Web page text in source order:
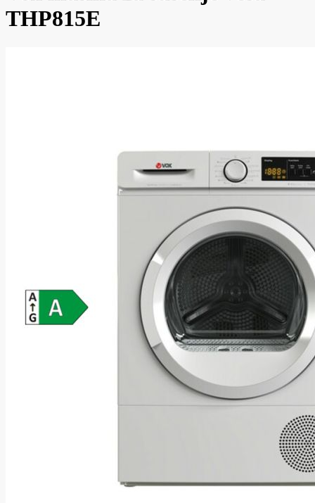
THP815E